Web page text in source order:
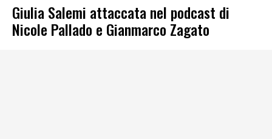
Giulia Salemi attaccata nel podcast di
Nicole Pallado e Gianmarco Zagato